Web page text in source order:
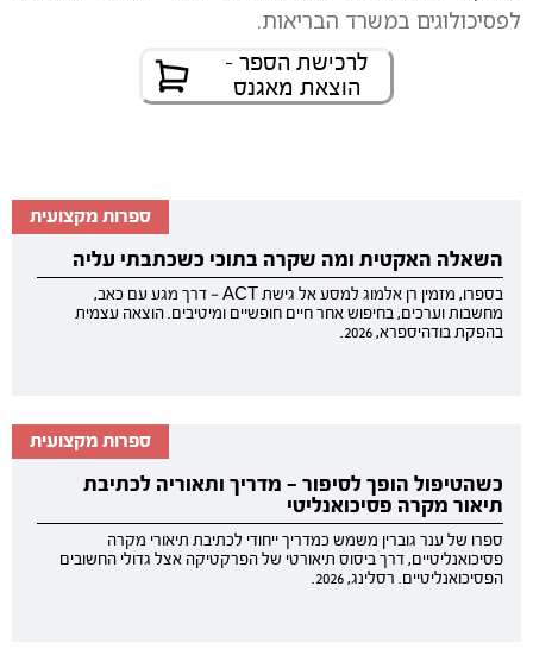
לפסיכולוגים במשרד הבריאות.
לרכישת הספר -
הוצאת מאגנס
ספרות מקצועית
השאלה האקטית ומה שקרה בתוכי כשכתבתי עליה
בספרו, מזמין רן אלמוג למסע אל גישת ACT — דרך מגע עם כאב,
מחשבות וערכים, בחיפוש אחר חיים חופשיים ומיטיבים. הוצאה עצמית
בהפקת בודהיספרא, 2026.
ספרות מקצועית
כשהטיפול הופך לסיפור — מדריך ותאוריה לכתיבת
תיאור מקרה פסיכואנליטי
ספרו של ענר גוברין משמש כמדריך ייחודי לכתיבת תיאורי מקרה
פסיכואנליטיים, דרך ביסוס תיאורטי של הפרקטיקה אצל גדולי החשובים
הפסיכואנליטיים. רסלינג, 2026.